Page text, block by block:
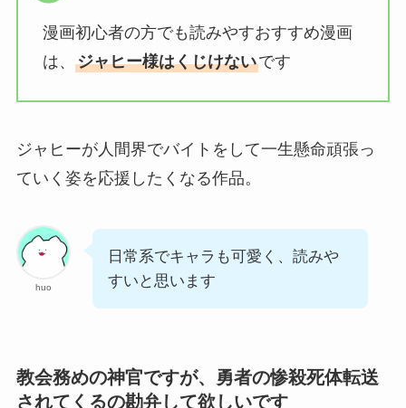
漫画初心者の方でも読みやすおすすめ漫画
は、 ジャヒー様はくじけないです
ジャヒーが人間界でバイトをして一生懸命頑張っ
ていく姿を応援したくなる作品。
huo
日常系でキャラも可愛く、読みや
すいと思います
教会務めの神官ですが、勇者の惨殺死体転送
されてくるの勘弁して欲しいです